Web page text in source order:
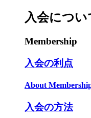
入会につい
Membership
入会の利点
About
入会の方法